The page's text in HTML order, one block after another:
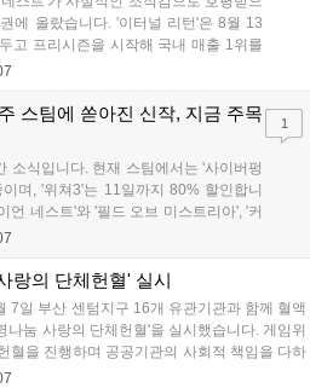
에 올랐습니다. '이터널 리턴'은 8월 13
고 프리시즌을 시작해 국내 매출 1위를
맞은 '고스트 리콘' 시리즈는 8월 6일 쇼
즈'와 레트로 수리 시뮬레이션 '리스토
습니다....
스팀에 쏟아진 신작, 지금 주목
소식입니다. 현재 스팀에서는 '사이버펑
며, '위쳐3'는 11일까지 80% 할인합니
언 네스트'와 '필드 오브 미스트리아', '커
습니다. 한편, 7일 출시된 '마블 투혼'은
리콘: 와일드랜드'는 7년 만의 대규모 업
함께 95% 할인 중입니다....
1
랑의 단체헌혈' 실시
7일 부산 센텀지구 16개 유관기관과 함께 혈액
나눔 사랑의 단체헌혈'을 실시했습니다. 게임위
혈을 진행하며 공공기관의 사회적 책임을 다하
영화진흥위원회 등 14개 기관 임직원이 동참